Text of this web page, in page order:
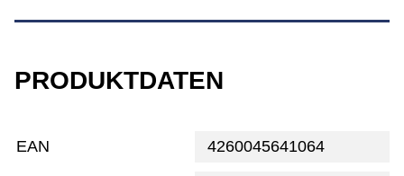
PRODUKTDATEN
EAN 4260045641064